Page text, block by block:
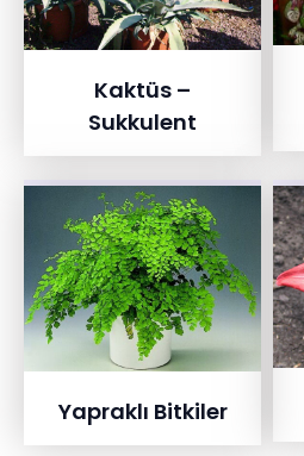
Kaktüs –
Sukkulent
Yapraklı Bitkiler